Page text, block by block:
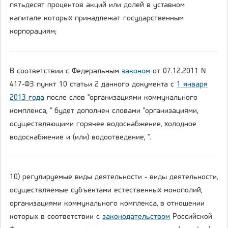
пятьдесят процентов акций или долей в уставном
капитале которых принадлежат государственным
корпорациям;
В соответствии с Федеральным законом от 07.12.2011 N
417-ФЗ пункт 10 статьи 2 данного документа с 1 января
2013 года после слов "организациями коммунального
комплекса, " будет дополнен словами "организациями,
осуществляющими горячее водоснабжение, холодное
водоснабжение и (или) водоотведение, ".
10) регулируемые виды деятельности - виды деятельности,
осуществляемые субъектами естественных монополий,
организациями коммунального комплекса, в отношении
которых в соответствии с законодательством Российской